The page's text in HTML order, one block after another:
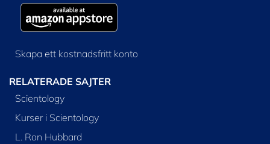
Skapa ett kostnadsfritt konto
RELATERADE SAJTER
Scientology
Kurser i Scientology
L. Ron Hubbard